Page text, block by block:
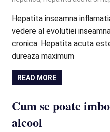
Hepatita inseamna
vedere al evolutiei
cronica. Hepatita acuta
dureaza maximum
READ MORE
Cum se poate
alcool